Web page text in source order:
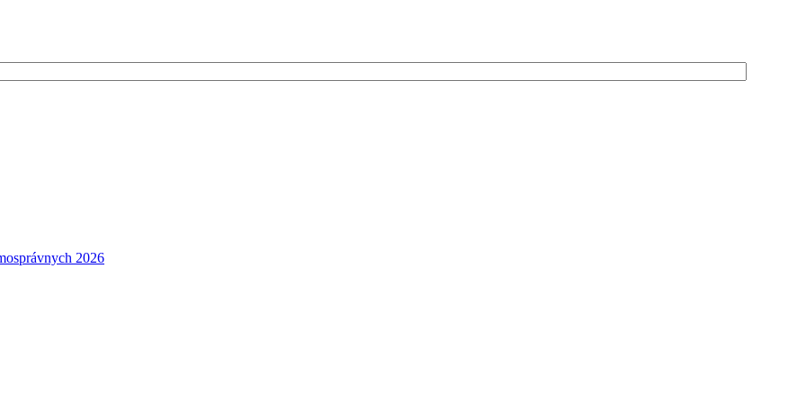
2026